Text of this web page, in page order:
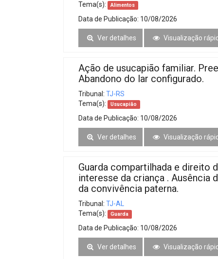
Tema(s):
Alimentos
Data de Publicação: 10/08/2026
Ver detalhes Visualização
Ação de usucapião familiar.
Abandono do lar configurado.
Tribunal: TJ-RS
Tema(s):
Usucapião
Data de Publicação: 10/08/2026
Ver detalhes Visualização
Guarda compartilhada e direito
interesse da criança . Ausência
da convivência paterna.
Tribunal: TJ-AL
Tema(s):
Guarda
Data de Publicação: 10/08/2026
Ver detalhes Visualização